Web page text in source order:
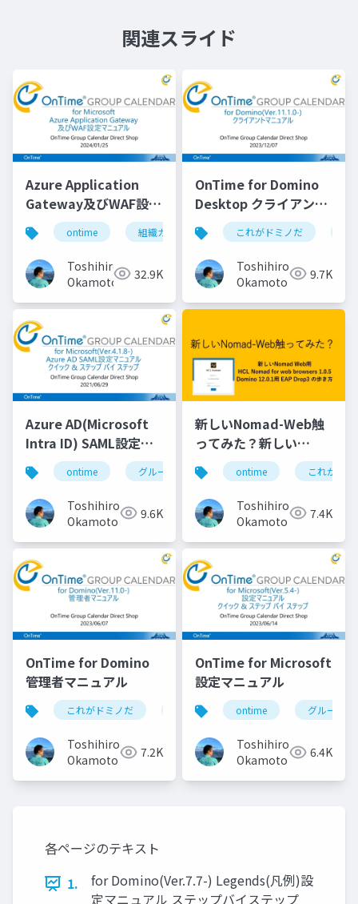
関連スライド
Azure Application
Gateway及びWAF設定
マニュアル
ontime 組織カレンダー 組織スケジュール
Toshihiro
Okamoto
32.9K
OnTime for Domino
Desktop クライアント
マニュアルこれがドミノだ
Toshihiro
Okamoto
9.7K
Azure AD(Microsoft
Intra ID) SAML設定マ
ニュアルontime グループカレンダー 組織カレンダー
Toshihiro
Okamoto
9.6K
新しいNomad-Web触
ってみた？新しい
Nomad Web用 HCL
Nomad for web
browsers 1.0.5
Domino 12.0.1用 EAP
Drop3 の歩き方
ontime これがド
Toshihiro
Okamoto
7.4K
OnTime for Domino
管理者マニュアル
これがドミノだ ontime hcl domino
Toshihiro
Okamoto
7.2K
OnTime for Microsoft
設定マニュアル
ontime グループ
Toshihiro
Okamoto
6.4K
各ページのテキスト
1.
for Domino(Ver.7.7-) Legends(凡例)設
定マニュアル ステップバイステップ